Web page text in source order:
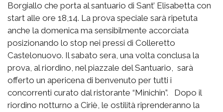
Borgiallo che porta al santuario di Sant’ Elisabetta con
start alle ore 18,14. La prova speciale sarà ripetuta
anche la domenica ma sensibilmente accorciata
posizionando lo stop nei pressi di Colleretto
Castelonuovo. Il sabato sera, una volta conclusa la
prova, al riordino, nel piazzale del Santuario, sarà
offerto un apericena di benvenuto per tutti i
concorrenti curato dal ristorante “Minichin”. Dopo il
riordino notturno a Ciriè, le ostilità riprenderanno la